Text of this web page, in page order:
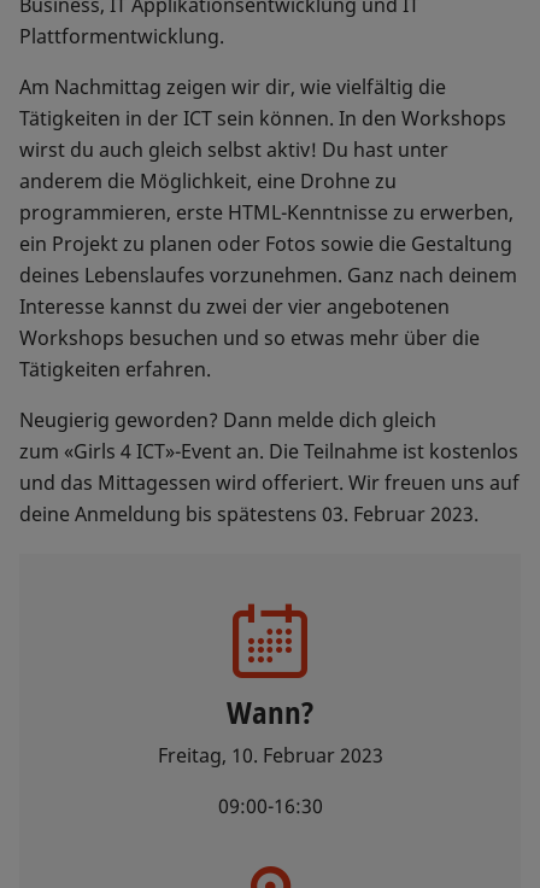
Plattformentwicklung.
Am Nachmittag zeigen wir dir, wie vielfältig die
Tätigkeiten in der ICT sein können. In den Workshops
wirst du auch gleich selbst aktiv! Du hast unter
anderem die Möglichkeit, eine Drohne zu
programmieren, erste HTML-Kenntnisse zu erwerben,
ein Projekt zu planen oder Fotos sowie die Gestaltung
deines Lebenslaufes vorzunehmen. Ganz nach deinem
Interesse kannst du zwei der vier angebotenen
Workshops besuchen und so etwas mehr über die
Tätigkeiten erfahren.
Neugierig geworden? Dann melde dich gleich
zum «Girls 4 ICT»-Event an. Die Teilnahme ist kostenlos
und das Mittagessen wird offeriert. Wir freuen uns auf
deine Anmeldung bis spätestens 03. Februar 2023.
Wann?
Freitag, 10. Februar 2023
09:00-16:30